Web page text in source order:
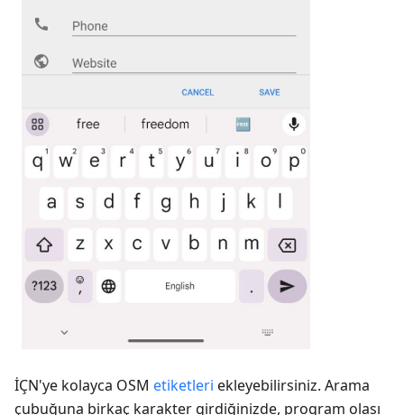
İÇN'ye kolayca OSM etiketleri ekleyebilirsiniz. Arama
çubuğuna birkaç karakter girdiğinizde, program olası